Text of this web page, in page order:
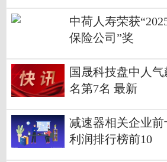
中荷人寿荣获
保险公司”奖
国晟科技盘中人
名第7名 最新
减速器相关企业
利润排行榜前10